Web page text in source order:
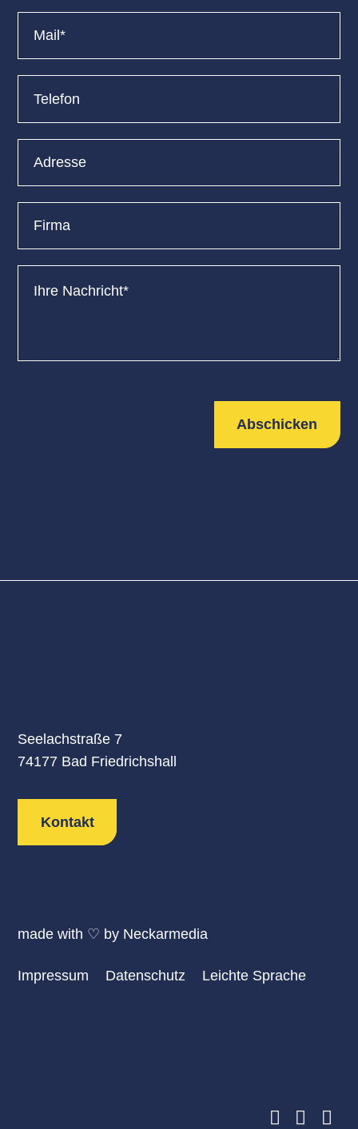
Abschicken
Seelachstraße 7
74177 Bad Friedrichshall
Kontakt
made with ♡ by Neckarmedia
Impressum Datenschutz Leichte Sprache